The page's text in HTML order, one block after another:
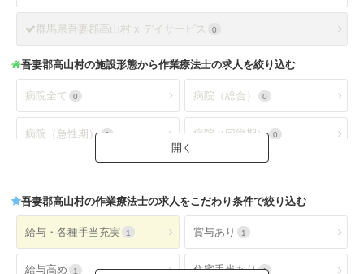
群馬県吾妻郡高山村 x デイサービス 0
吾妻郡高山村の施設形態から作業療法士の求人を絞り込む
病院全て 0 病院（総合） 0
病院（急性期） 0 病院（回復期） 0
病院（外来） 病院（精神科）
病院(地域包括ケア) 0 クリニック全て 0
吾妻郡高山村の作業療法士の求人をこだわり条件で絞り込む
給与・各種手当充実 1 賞与あり 1
給与高め 1 住宅手当あり 1